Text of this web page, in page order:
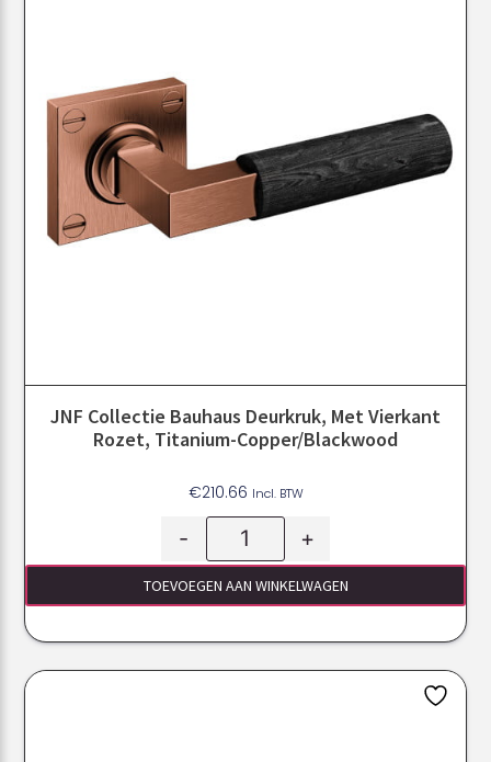
JNF Collectie Bauhaus Deurkruk, Met Vierkant
Rozet, Titanium-Copper/Blackwood
€210.66 Incl. BTW
- +
TOEVOEGEN AAN WINKELWAGEN